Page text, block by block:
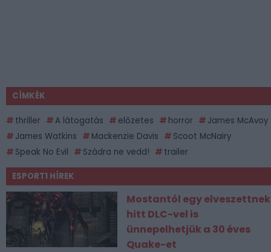
CÍMKÉK
thriller A látogatás előzetes horror
James McAvoy
James Watkins
Mackenzie Davis
Scoot McNairy
Speak No Evil
Szádra ne vedd! trailer
ESPORT1 HÍREK
Mostantól egy elveszettnek
hitt DLC-vel is
ünnepelhetjük a 30 éves
Quake-et